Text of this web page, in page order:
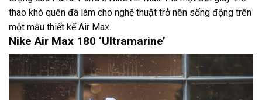
thao khó quên đã làm cho nghệ thuật trở nên sống động trên
một mẫu thiết kế Air Max.
Nike Air Max 180 ‘Ultramarine’